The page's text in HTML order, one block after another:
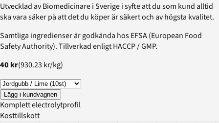
Utvecklad av Biomedicinare i Sverige i syfte att du som kund alltid
ska vara säker på att det du köper är säkert och av högsta kvalitet.
Samtliga ingredienser är godkända hos EFSA (European Food
Safety Authority). Tillverkad enligt HACCP / GMP.
40 kr(930.23 kr/kg)
Lägg i kundvagnen
Komplett electrolytprofil
Kosttillskott